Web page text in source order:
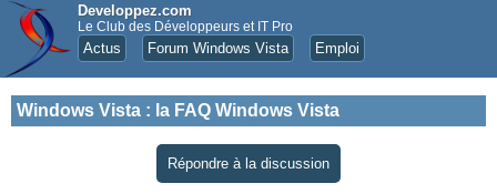
Developpez.com
Le Club des Développeurs et IT Pro
Actus Forum Windows Vista Emploi
Windows Vista : la FAQ Windows Vista
Répondre à la discussion